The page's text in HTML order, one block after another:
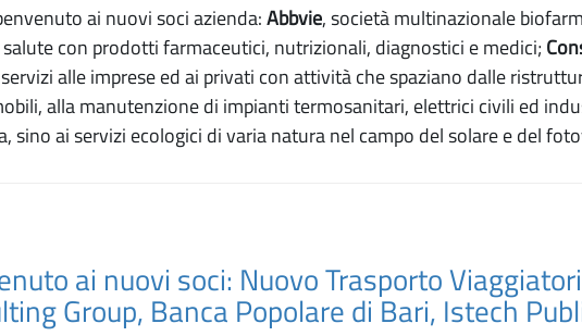
ai nuovi soci azienda:Abbvie, società multinazionale
con prodotti farmaceutici, nutrizionali, diagnostici e medici;
alle imprese ed ai privati con attività che spaziano dalle
alla manutenzione di impianti termosanitari, elettrici civili ed
sino ai servizi ecologici di varia natura nel campo del solare e del
ai nuovi soci: Nuovo Trasporto
Group, Banca Popolare di Bari, Istech